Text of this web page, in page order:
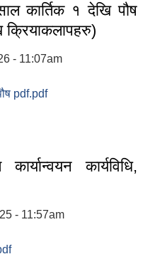
कार्तिक १ देखि पौष
क्रियाकलापहरु)
- 11:07am
pdf.pdf
कार्यविधि,
- 11:57am